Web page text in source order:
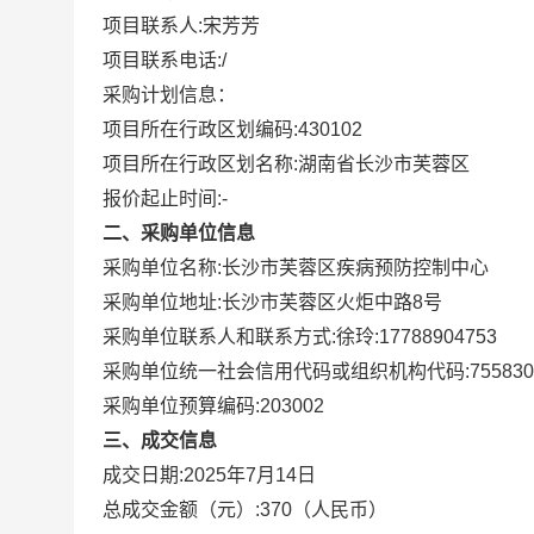
项目联系人:宋芳芳
项目联系电话:/
采购计划信息：
项目所在行政区划编码:430102
项目所在行政区划名称:湖南省长沙市芙蓉区
报价起止时间:-
二、采购单位信息
采购单位名称:长沙市芙蓉区疾病预防控制中心
采购单位地址:长沙市芙蓉区火炬中路8号
采购单位联系人和联系方式:徐玲:17788904753
采购单位统一社会信用代码或组织机构代码:
采购单位预算编码:203002
三、成交信息
成交日期:2025年7月14日
总成交金额（元）:370 （人民币）